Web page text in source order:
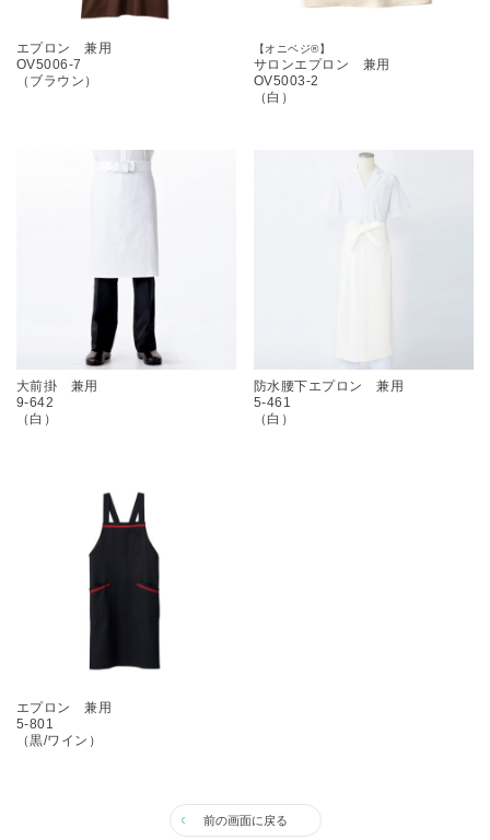
エプロン 兼用
OV5006-7
（ブラウン）
【オニベジ®︎】
サロンエプロン 兼用
OV5003-2
（白）
大前掛 兼用
9-642
（白）
防水腰下エプロン 兼用
5-461
（白）
エプロン 兼用
5-801
（黒/ワイン）
前の画面に戻る